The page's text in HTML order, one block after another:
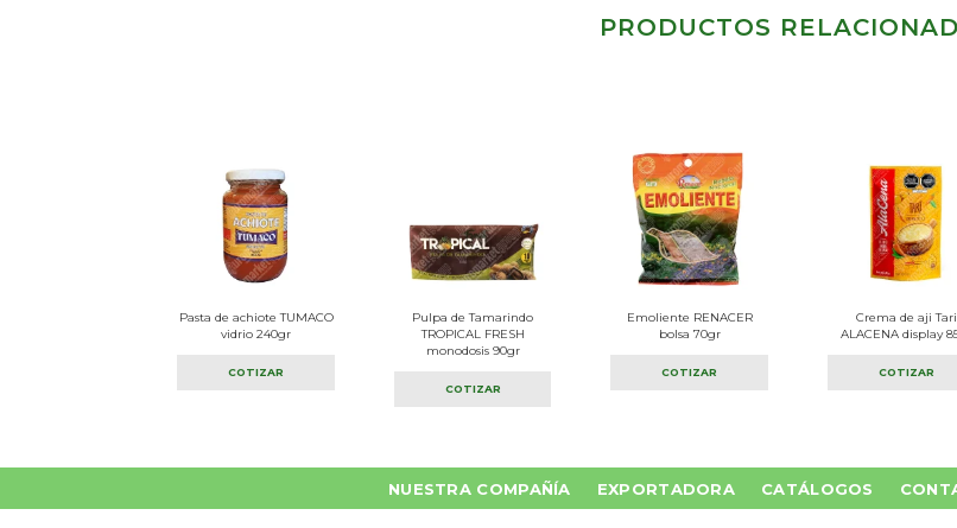
PRODUCTOS
Pasta de achiote TUMACO
vidrio 240gr
COTIZAR
Pulpa de Tamarindo
TROPICAL FRESH
monodosis 90gr
COTIZAR
Emoliente RENACER
bolsa 70gr
COTIZAR
Crema de aji Tari
ALACENA display
COTIZAR
NUESTRA COMPAÑÍA EXPORTADORA CATÁLOGOS